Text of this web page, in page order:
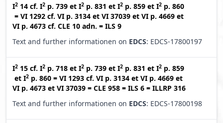
I2 14 cf. I2 p. 739 et I2 p. 831 et I2 p. 859 et I2 p. 860
= VI 1292 cf. VI p. 3134 et VI 37039 et VI p. 4669 et
VI p. 4673 cf. CLE 10 adn. = ILS 9
Text and further informationen on EDCS: EDCS-17800197
I2 15 cf. I2 p. 718 et I2 p. 739 et I2 p. 831 et I2 p. 859
et I2 p. 860 = VI 1293 cf. VI p. 3134 et VI p. 4669 et
VI p. 4673 et VI 37039 = CLE 958 = ILS 6 = ILLRP 316
Text and further informationen on EDCS: EDCS-17800198